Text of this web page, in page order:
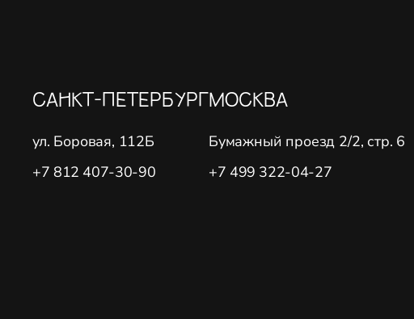
САНКТ-ПЕТЕРБУРГ
ул. Боровая, 112Б
+7 812 407-30-90
МОСКВА
Бумажный проезд 2/2, стр. 6
+7 499 322-04-27